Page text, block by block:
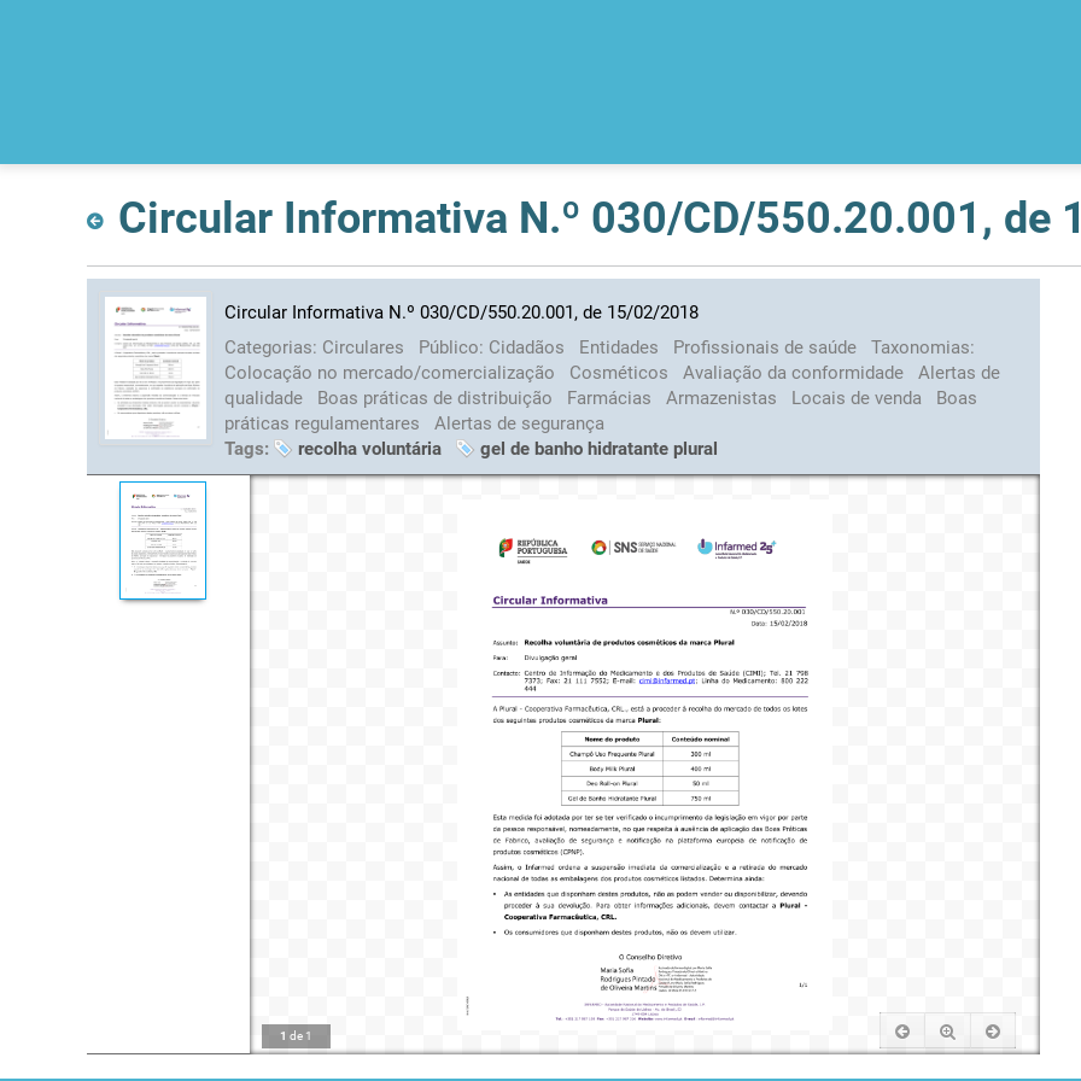
Circular Informativa N.º 030/CD/550.20.001, de
Circular Informativa N.º 030/CD/550.20.001, de 15/02/2018
Categorias: Circulares Público: Cidadãos Entidades Profissionais de saúde
Taxonomias:
Colocação no mercado/comercialização
Cosméticos Avaliação da conformidade
Alertas de
qualidade
Boas práticas de distribuição Farmácias Armazenistas Locais de venda
Boas
práticas regulamentares
Alertas de segurança
Tags:
recolha voluntária gel de banho hidratante plural
1 de 1